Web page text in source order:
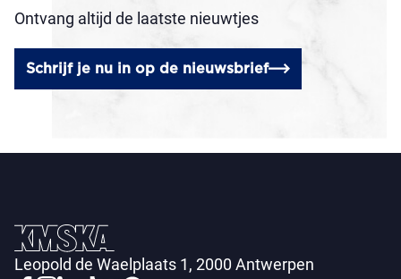
Ontvang altijd de laatste nieuwtjes
Schrijf je nu in op de nieuwsbrief
Leopold de Waelplaats 1, 2000 Antwerpen